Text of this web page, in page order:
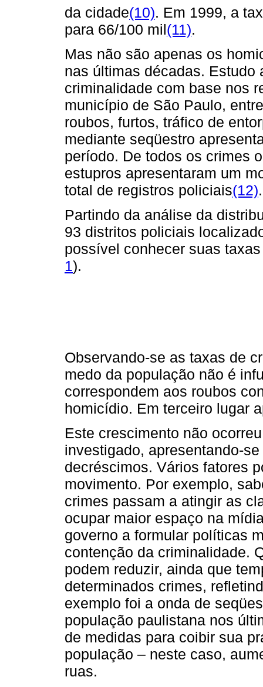
da cidade(10). Em 1999, a
para 66/100 mil(11).
Mas não são apenas os
nas últimas décadas. Estudo
criminalidade com base nos
município de São Paulo,
roubos, furtos, tráfico de
mediante seqüestro
período. De todos os crimes
estupros apresentaram um
total de registros policiais(12).
Partindo da análise da
93 distritos policiais
possível conhecer suas
1).
Observando-se as taxas de
medo da população não é
correspondem aos roubos
homicídio. Em terceiro lugar
Este crescimento não
investigado, apresentando-
decréscimos. Vários fatores
movimento. Por exemplo,
crimes passam a atingir as
ocupar maior espaço na
governo a formular políticas
contenção da criminalidade.
podem reduzir, ainda que
determinados crimes,
exemplo foi a onda de
população paulistana nos
de medidas para coibir sua
população – neste caso,
ruas.